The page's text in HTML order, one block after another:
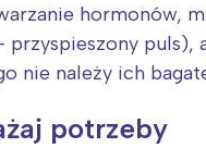
hormonów,
puls),
nie należy ich
potrzeby
z tego
Śląsk